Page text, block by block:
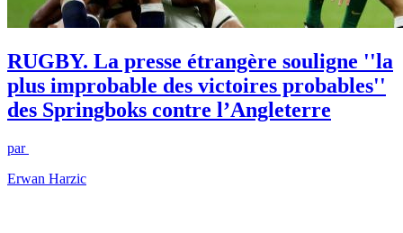
RUGBY. La presse étrangère souligne ''la
plus improbable des victoires probables''
des Springboks contre l’Angleterre
par
Erwan Harzic